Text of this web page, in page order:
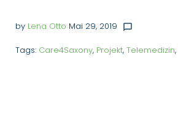
by Lena Otto Mai 29, 2019 chat_bubble_outline
Tags: Care4Saxony, Projekt, Telemedizin,